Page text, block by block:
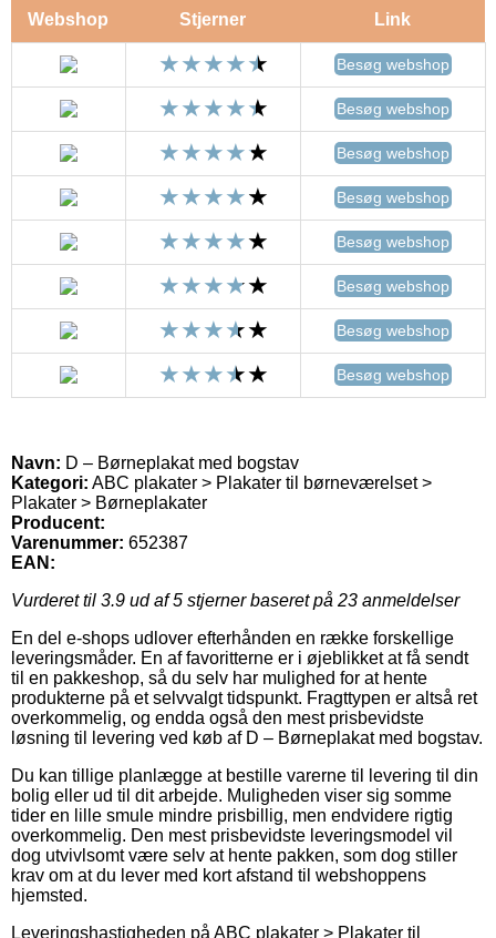
Webshop Stjerner Link
Besøg webshop
Besøg webshop
Besøg webshop
Besøg webshop
Besøg webshop
Besøg webshop
Besøg webshop
Besøg webshop
Navn: D – Børneplakat med bogstav
Kategori: ABC plakater > Plakater til børneværelset >
Plakater > Børneplakater
Producent:
Varenummer: 652387
EAN:
Vurderet til 3.9 ud af 5 stjerner baseret på 23 anmeldelser
En del e-shops udlover efterhånden en række forskellige
leveringsmåder. En af favoritterne er i øjeblikket at få sendt
til en pakkeshop, så du selv har mulighed for at hente
produkterne på et selvvalgt tidspunkt. Fragttypen er altså ret
overkommelig, og endda også den mest prisbevidste
løsning til levering ved køb af D – Børneplakat med bogstav.
Du kan tillige planlægge at bestille varerne til levering til din
bolig eller ud til dit arbejde. Muligheden viser sig somme
tider en lille smule mindre prisbillig, men endvidere rigtig
overkommelig. Den mest prisbevidste leveringsmodel vil
dog utvivlsomt være selv at hente pakken, som dog stiller
krav om at du lever med kort afstand til webshoppens
hjemsted.
Leveringshastigheden på ABC plakater > Plakater til